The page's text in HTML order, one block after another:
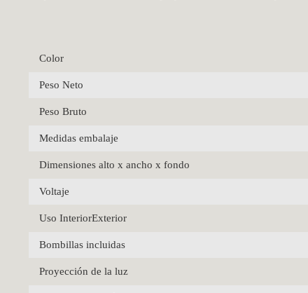
Color
Peso Neto
Peso Bruto
Medidas embalaje
Dimensiones alto x ancho x fondo
Voltaje
Uso InteriorExterior
Bombillas incluidas
Proyección de la luz